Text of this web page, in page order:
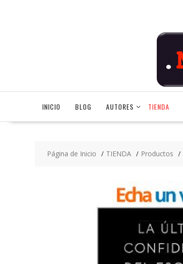
INICIO BLOG AUTORES TIENDA
Página de Inicio TIENDA Productos